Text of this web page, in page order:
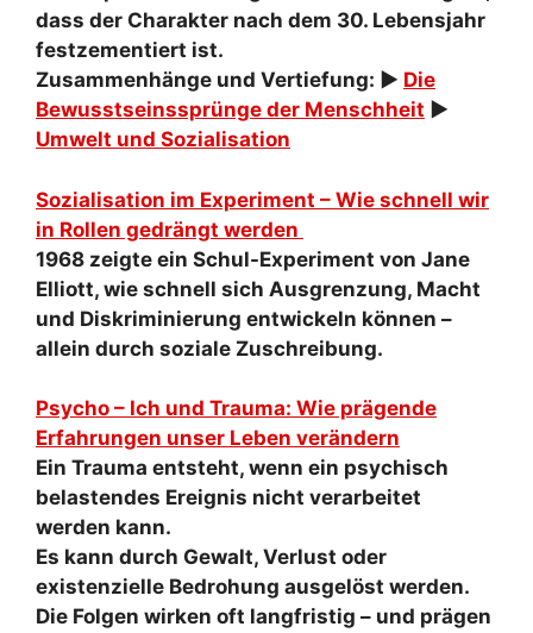
dass der Charakter nach dem 30. Lebensjahr
festzementiert ist.
Zusammenhänge und Vertiefung: ► Die
Bewusstseinssprünge der Menschheit ►
Umwelt und Sozialisation
Sozialisation im Experiment – Wie schnell wir
in Rollen gedrängt werden
1968 zeigte ein Schul-Experiment von Jane
Elliott, wie schnell sich Ausgrenzung, Macht
und Diskriminierung entwickeln können –
allein durch soziale Zuschreibung.
Psycho – Ich und Trauma: Wie prägende
Erfahrungen unser Leben verändern
Ein Trauma entsteht, wenn ein psychisch
belastendes Ereignis nicht verarbeitet
werden kann.
Es kann durch Gewalt, Verlust oder
existenzielle Bedrohung ausgelöst werden.
Die Folgen wirken oft langfristig – und prägen